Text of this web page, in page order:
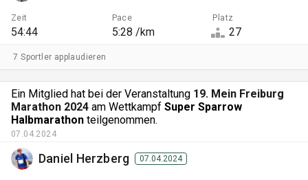
Zeit
54:44
Pace
5:28 /km
Platz
27
7 Sportler applaudieren
Ein Mitglied hat bei der Veranstaltung 19. Mein Freiburg
Marathon 2024 am Wettkampf Super Sparrow
Halbmarathon teilgenommen.
07.04.2024
Daniel Herzberg 07.04.2024